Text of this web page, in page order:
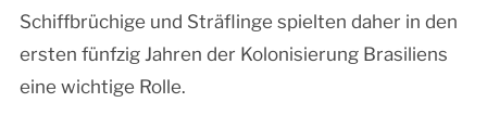
Schiffbrüchige und Sträflinge spielten daher in den
ersten fünfzig Jahren der Kolonisierung Brasiliens
eine wichtige Rolle.